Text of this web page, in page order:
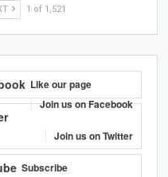
1 of 1,521
Like our page
Join us on Facebook
Join us on Twitter
Subscribe